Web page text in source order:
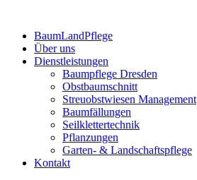
BaumLandPflege
Über uns
Dienstleistungen
Baumpflege Dresden
Obstbaumschnitt
Streuobstwiesen Management
Baumfällungen
Seilklettertechnik
Pflanzungen
Garten- & Landschaftspflege
Kontakt